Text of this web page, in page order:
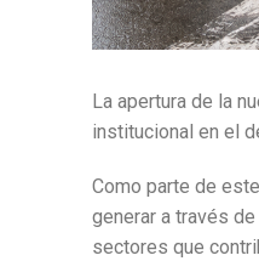
La apertura de la
institucional en el
Como parte de
generar a través
sectores que